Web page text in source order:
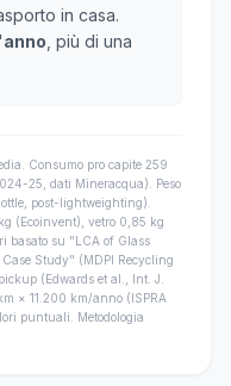
in casa.
, più di una
Consumo pro capite 259
25, dati Mineracqua). Peso
post-lightweighting).
(Ecoinvent), vetro 0,85 kg
basato su "LCA of Glass
Study" (MDPI Recycling
(Edwards et al., Int. J.
× 11.200 km/anno (ISPRA
puntuali. Metodologia